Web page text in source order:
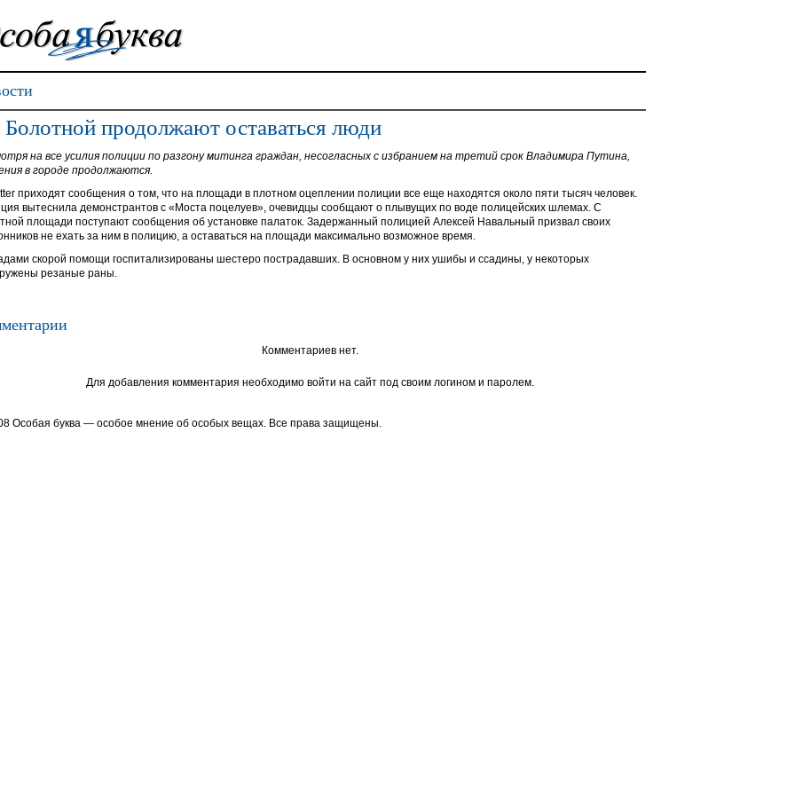
продолжают оставаться люди
на все усилия полиции по разгону митинга граждан, несогласных с избранием на третий срок Владимира Путина,
в городе продолжаются.
приходят сообщения о том, что на площади в плотном оцеплении полиции все еще находятся около пяти тысяч человек.
вытеснила демонстрантов с «Моста поцелуев», очевидцы сообщают о плывущих по воде полицейских шлемах. С
площади поступают сообщения об установке палаток. Задержанный полицией Алексей Навальный призвал своих
не ехать за ним в полицию, а оставаться на площади максимально возможное время.
скорой помощи госпитализированы шестеро пострадавших. В основном у них ушибы и ссадины, у некоторых
резаные раны.
Комментариев нет.
Для добавления комментария необходимо войти на сайт под своим логином и паролем.
Особая буква — особое мнение об особых вещах. Все права защищены.